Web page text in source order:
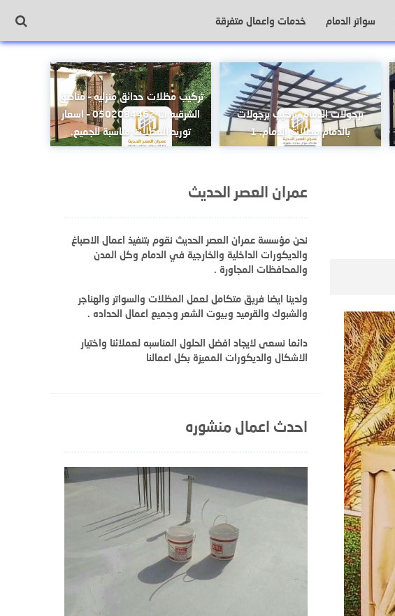
سواتر الدمام خدمات واعمال متفرقة
برجولات الدمام. تركيب برجولات
بالدمام.مظلات الدمام. 1
تركيب مظلات حدائق منزليه – مناطق
الشرقيه ت 0502084462 – اسعار
توريد المظلات مناسبة للجميع.
عمران العصر الحديث
نحن مؤسسة عمران العصر الحديث نقوم بتنفيذ اعمال الاصباغ
والديكورات الداخلية والخارجية في الدمام وكل المدن
والمحافظات المجاورة .
ولدينا ايضا فريق متكامل لعمل المظلات والسواتر والهناجر
والشبوك والقرميد وبيوت الشعر وجميع اعمال الحداده .
دائما نسعى لايجاد افضل الحلول المناسبه لعملائنا واختيار
الاشكال والديكورات المميزة بكل اعمالنا
احدث اعمال منشوره